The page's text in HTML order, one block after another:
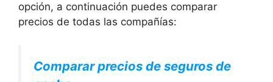
opción, a continuación puedes comparar
precios de todas las compañías:
Comparar precios de seguros de